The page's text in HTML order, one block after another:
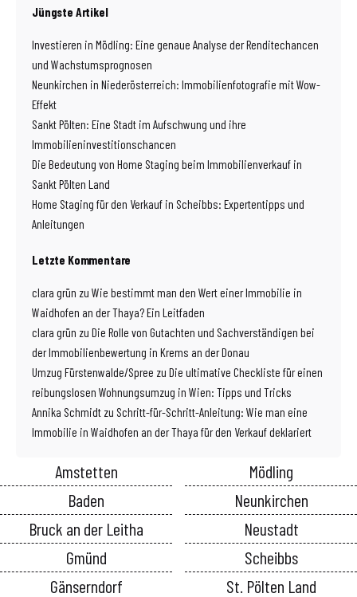
Jüngste Artikel
Investieren in Mödling: Eine genaue Analyse der Renditechancen
und Wachstumsprognosen
Neunkirchen in Niederösterreich: Immobilienfotografie mit Wow-
Effekt
Sankt Pölten: Eine Stadt im Aufschwung und ihre
Immobilieninvestitionschancen
Die Bedeutung von Home Staging beim Immobilienverkauf in
Sankt Pölten Land
Home Staging für den Verkauf in Scheibbs: Expertentipps und
Anleitungen
Letzte Kommentare
clara grün zu Wie bestimmt man den Wert einer Immobilie in
Waidhofen an der Thaya? Ein Leitfaden
clara grün zu Die Rolle von Gutachten und Sachverständigen bei
der Immobilienbewertung in Krems an der Donau
Umzug Fürstenwalde/Spree zu Die ultimative Checkliste für einen
reibungslosen Wohnungsumzug in Wien: Tipps und Tricks
Annika Schmidt zu Schritt-für-Schritt-Anleitung: Wie man eine
Immobilie in Waidhofen an der Thaya für den Verkauf deklariert
Amstetten
Baden
Bruck an der Leitha
Gmünd
Gänserndorf
Mödling
Neunkirchen
Neustadt
Scheibbs
St. Pölten Land